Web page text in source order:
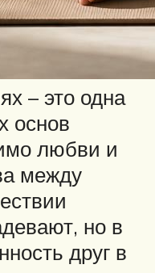
– это одна
основ
любви и
между
но в
друг в